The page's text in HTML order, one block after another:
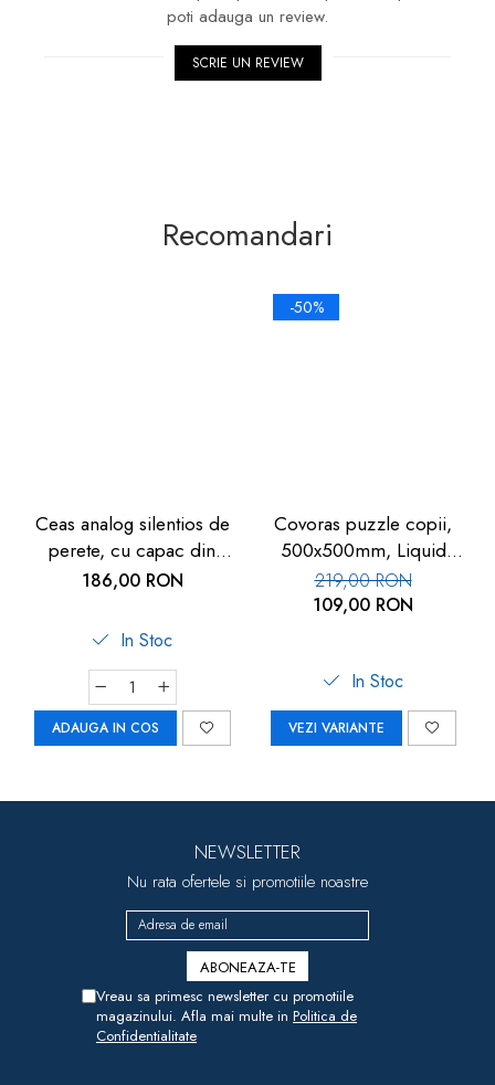
poti adauga un review.
SCRIE UN REVIEW
Recomandari
Ceas analog silentios de
perete, cu capac din
sticla, cifre mari, alb, TFA
186,00 RON
In Stoc
ADAUGA IN COS
-50%
Covoras puzzle copii,
500x500mm, Liquid
Floor
219,00 RON
109,00 RON
In Stoc
VEZI VARIANTE
NEWSLETTER
Nu rata ofertele si promotiile noastre
Vreau sa primesc newsletter cu promotiile
magazinului. Afla mai multe in Politica de
Confidentialitate